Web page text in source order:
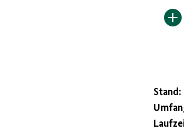
Stand: